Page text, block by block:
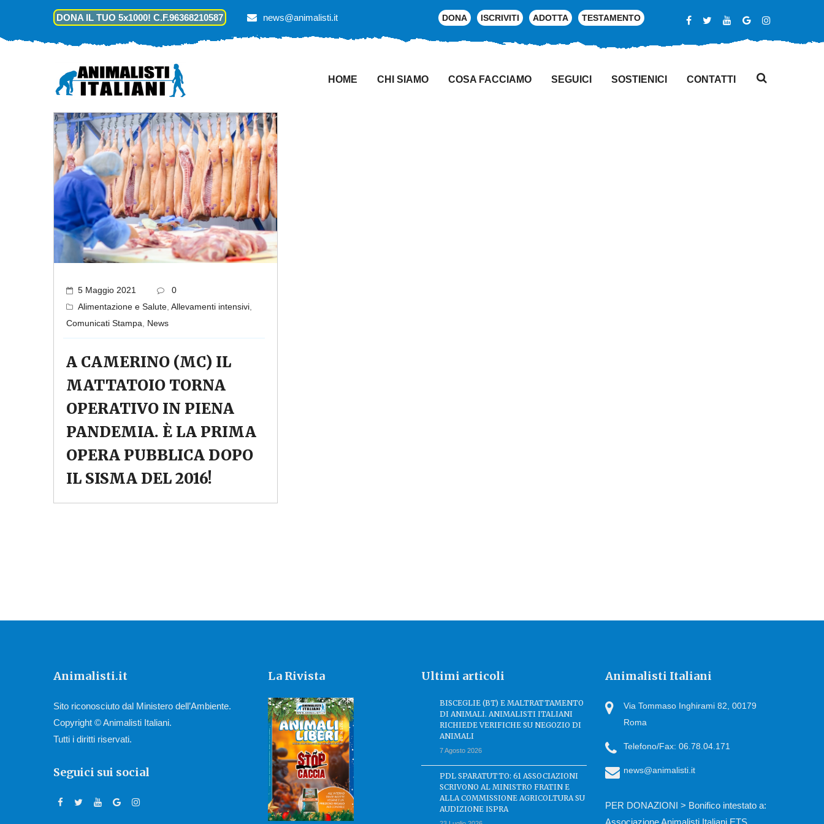
DONA IL TUO 5x1000! C.F.96368210587 news@animalisti.it DONA ISCRIVITI ADOTTA TESTAMENTO
HOME CHI SIAMO COSA FACCIAMO SEGUICI SOSTIENICI CONTATTI
5 Maggio 2021
0
Alimentazione e Salute Allevamenti intensivi
Comunicati Stampa
News
A CAMERINO (MC) IL
MATTATOIO TORNA
OPERATIVO IN PIENA
PANDEMIA. È LA PRIMA
OPERA PUBBLICA DOPO
IL SISMA DEL 2016!
Animalisti.it
Sito riconosciuto dal Ministero dell’Ambiente.
Copyright © Animalisti Italiani.
Tutti i diritti riservati.
Seguici sui social
La Rivista Ultimi articoli
BISCEGLIE (BT) E MALTRATTAMENTO
DI ANIMALI. ANIMALISTI ITALIANI
RICHIEDE VERIFICHE SU NEGOZIO DI
ANIMALI
7 Agosto 2026
PDL SPARATUTTO: 61 ASSOCIAZIONI
SCRIVONO AL MINISTRO FRATIN E
ALLA COMMISSIONE AGRICOLTURA SU
AUDIZIONE ISPRA
Animalisti Italiani
Via Tommaso Inghirami 82, 00179
Roma
Telefono/Fax: 06.78.04.171
news@animalisti.it
PER DONAZIONI > Bonifico intestato a:
Associazione Animalisti Italiani ETS